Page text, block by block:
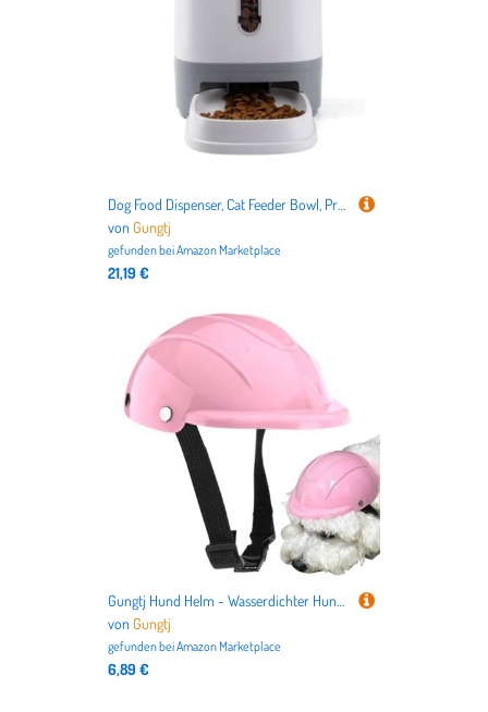
Dog Food Dispenser, Cat Feeder Bowl, Press Automatic, 1.5L Capacity Storage, Slow Feeding Design, Interactive Enrichment Toy, 10.16x6.5x8.07 Inches, Ideal for Small Medium
von Gungtj
gefunden beiAmazon Marketplace
21,19 €
Gungtj Hund Helm - Wasserdichter Hund Helm für Kleine Hunderassen | Winddichte Kopfbedeckung für Alle Rassen Katzen Welpen Reiten Camping Radfahren Reisen Outdoor
von Gungtj
gefunden beiAmazon Marketplace
6,89 €